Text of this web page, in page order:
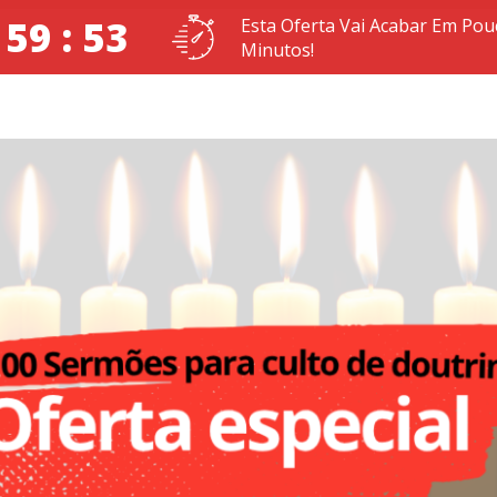
: 52
Esta Oferta Vai Acabar Em
Minutos!